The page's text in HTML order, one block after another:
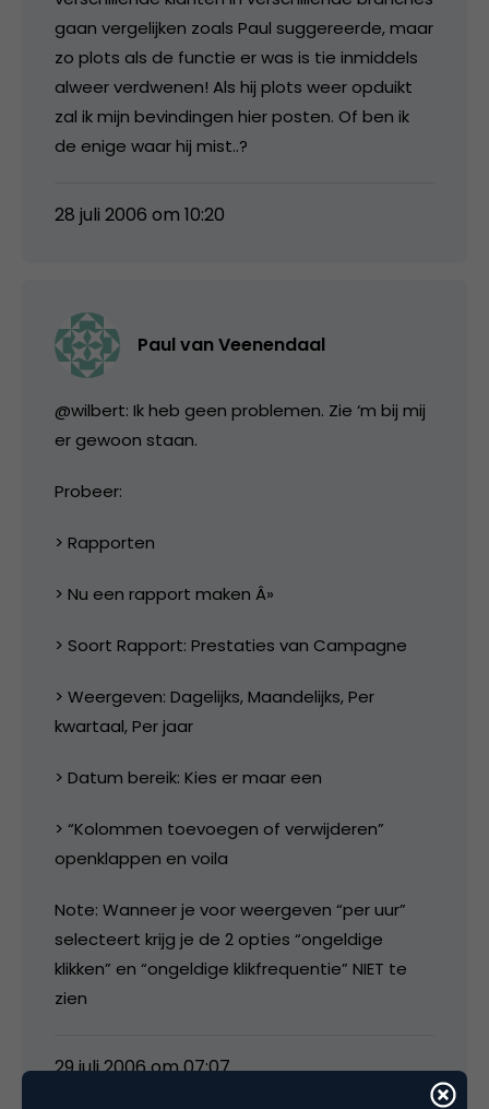
gaan vergelijken zoals Paul suggereerde, maar
zo plots als de functie er was is tie inmiddels
alweer verdwenen! Als hij plots weer opduikt
zal ik mijn bevindingen hier posten. Of ben ik
de enige waar hij mist..?
28 juli 2006 om 10:20
Paul van Veenendaal
@wilbert: Ik heb geen problemen. Zie ‘m bij mij
er gewoon staan.
Probeer:
> Rapporten
> Nu een rapport maken Â»
> Soort Rapport: Prestaties van Campagne
> Weergeven: Dagelijks, Maandelijks, Per
kwartaal, Per jaar
> Datum bereik: Kies er maar een
> “Kolommen toevoegen of verwijderen”
openklappen en voila
Note: Wanneer je voor weergeven “per uur”
selecteert krijg je de 2 opties “ongeldige
klikken” en “ongeldige klikfrequentie” NIET te
zien
29 juli 2006 om 07:07